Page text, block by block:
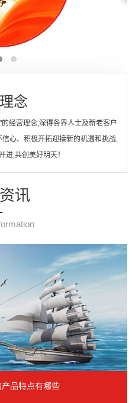
念
经营理念,深得各界人士及新老客户
心、积极开拓迎接新的机遇和挑战,
进,共创美好明天！
讯
品特点有哪些